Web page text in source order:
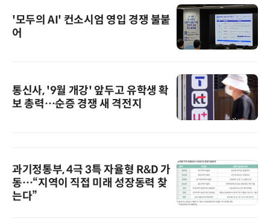
'모두의 AI' 컨소시엄 영입 경쟁 불붙
어
통신사, '9월 개강' 앞두고 유학생 확
보 총력…순증 경쟁 새 격전지
과기정통부, 4극 3특 자율형 R&D 가
동…“지역이 직접 미래 성장동력 찾
는다”